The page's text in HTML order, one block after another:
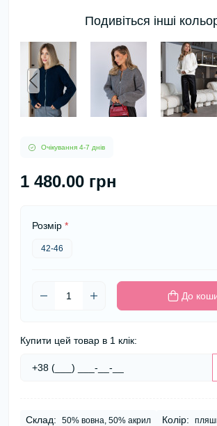
Подивіться інші
Очікування 4-7 днів
1 480.00 грн
Розмір *
42-46
До
Купити цей товар в 1 клік:
Склад: 50% вовна, 50% акрил Колір: